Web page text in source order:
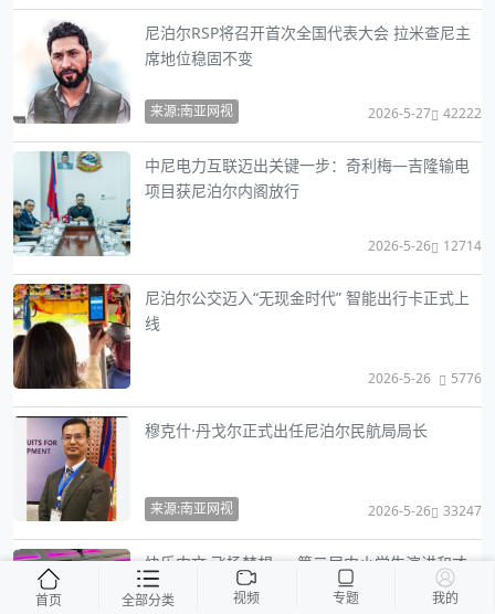
尼泊尔RSP将召开首次全国代表大会 拉米查尼主
席地位稳固不变
来源:南亚网视 2026-5-27 42222
中尼电力互联迈出关键一步：奇利梅—吉隆输电
项目获尼泊尔内阁放行
2026-5-26 12714
尼泊尔公交迈入“无现金时代” 智能出行卡正式上
线
2026-5-26 5776
穆克什·丹戈尔正式出任尼泊尔民航局局长
来源:南亚网视 2026-5-26 33247
快乐中文 飞扬梦想 — 第二届中小学生演讲和才
艺大赛成功举办
首页 全部分类 视频 专题 我的